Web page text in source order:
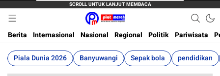
Plat Merah
Berita Terkini, Akurat, Terpercaya Dan Cepat
Berita
Internasional Nasional Regional Politik Pariwisata
Piala Dunia 2026 Banyuwangi Sepak bola pendidikan